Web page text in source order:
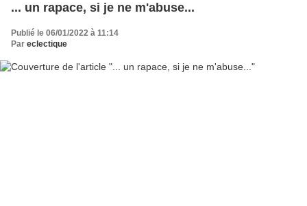
... un rapace, si je ne m'abuse...
Publié le 06/01/2022 à 11:14
Par eclectique